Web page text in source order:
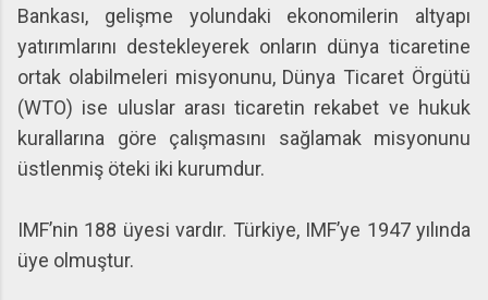
Bankası, gelişme yolundaki ekonomilerin altyapı
yatırımlarını destekleyerek onların dünya ticaretine
ortak olabilmeleri misyonunu, Dünya Ticaret Örgütü
(WTO) ise uluslar arası ticaretin rekabet ve hukuk
kurallarına göre çalışmasını sağlamak misyonunu
üstlenmiş öteki iki kurumdur.
IMF’nin 188 üyesi vardır. Türkiye, IMF’ye 1947 yılında
üye olmuştur.